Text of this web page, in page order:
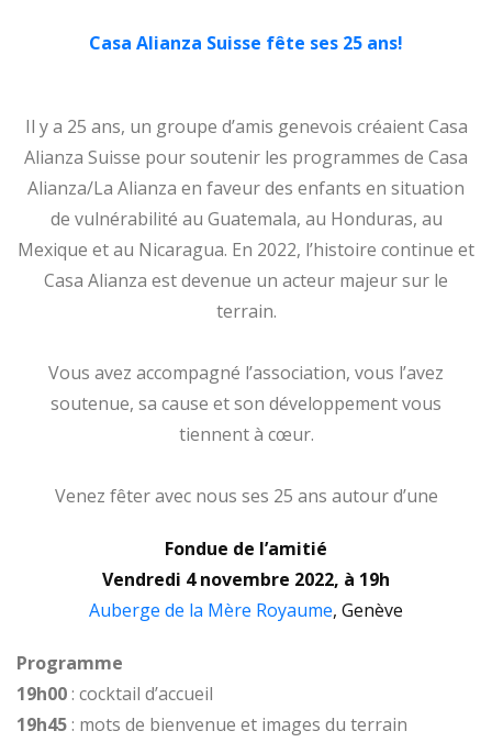
Casa Alianza Suisse fête ses 25 ans!
Il y a 25 ans, un groupe d’amis genevois créaient Casa
Alianza Suisse pour soutenir les programmes de Casa
Alianza/La Alianza en faveur des enfants en situation
de vulnérabilité au Guatemala, au Honduras, au
Mexique et au Nicaragua. En 2022, l’histoire continue et
Casa Alianza est devenue un acteur majeur sur le
terrain.
Vous avez accompagné l’association, vous l’avez
soutenue, sa cause et son développement vous
tiennent à cœur.
Venez fêter avec nous ses 25 ans autour d’une
Fondue de l’amitié
Vendredi 4 novembre 2022, à 19h
Auberge de la Mère Royaume, Genève
Programme
19h00: cocktail d’accueil
19h45: mots de bienvenue et images du terrain